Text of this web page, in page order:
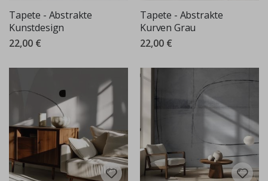
Tapete - Abstrakte
Kunstdesign
22,00 €
Tapete - Abstrakte
Kurven Grau
22,00 €